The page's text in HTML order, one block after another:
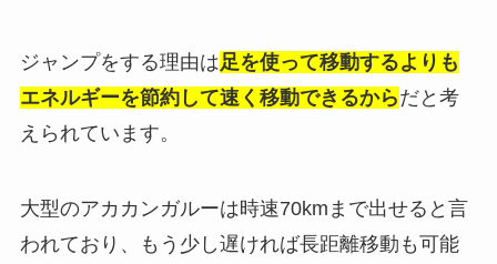
ジャンプをする理由は足を使って移動するよりも
エネルギーを節約して速く移動できるからだと考
えられています。
大型のアカカンガルーは時速70kmまで出せると言
われており、もう少し遅ければ長距離移動も可能